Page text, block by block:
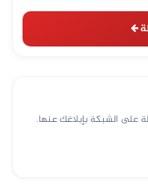
على الشبكة بإبلاغك عنها.